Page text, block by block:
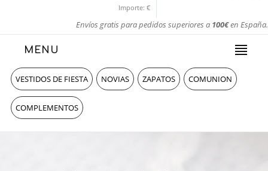
Importe: €
Envíos gratis para pedidos superiores a 100€en España.
MENU
VESTIDOS DE FIESTA NOVIAS ZAPATOS COMUNION
COMPLEMENTOS